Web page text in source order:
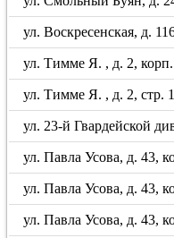
ул. Воскресенская, д.
ул. Тимме Я. , д. 2, корп.
ул. Тимме Я. , д. 2, стр. 1
ул. 23-й Гвардейской
ул. Павла Усова, д. 43,
ул. Павла Усова, д. 43,
ул. Павла Усова, д. 43,